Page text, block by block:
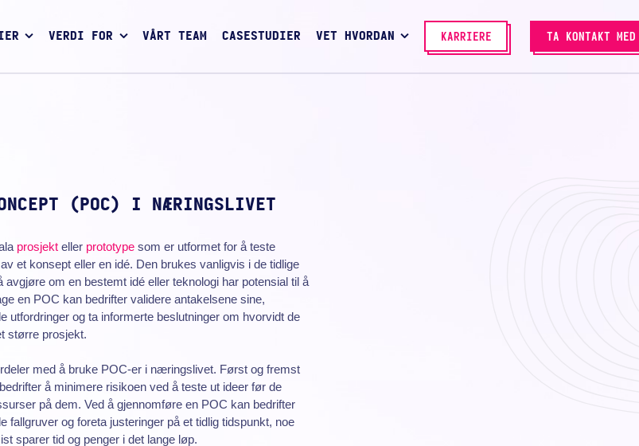
VERDI FOR VÅRT TEAM CASESTUDIER VET HVORDAN KARRIERE TA KONTAKT MED
(POC) I NÆRINGSLIVET
prosjekteller prototypesom er utformet for å teste
et konsept eller en idé. Den brukes vanligvis i de tidlige
avgjøre om en bestemt idé eller teknologi har potensial til å
en POC kan bedrifter validere antakelsene sine,
utfordringer og ta informerte beslutninger om hvorvidt de
større prosjekt.
med å bruke POC-er i næringslivet. Først og fremst
å minimere risikoen ved å teste ut ideer før de
på dem. Ved å gjennomføre en POC kan bedrifter
fallgruver og foreta justeringer på et tidlig tidspunkt, noe
sparer tid og penger i det lange løp.